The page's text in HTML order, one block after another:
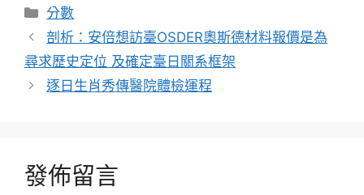
分
類
分數
剖析：安倍想訪臺OSDER奧斯德材料報價是為
尋求歷史定位 及確定臺日關系框架
逐日生肖秀傳醫院體檢運程
發佈留言